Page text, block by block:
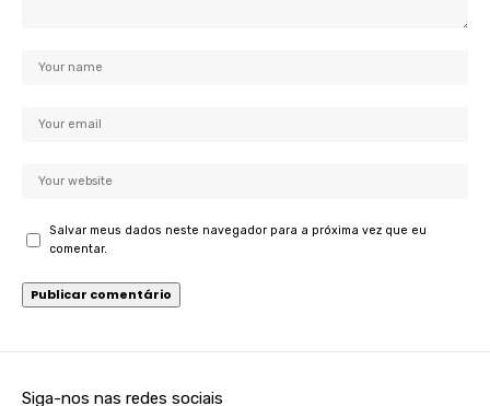
Salvar meus dados neste navegador para a próxima vez que eu
comentar.
Siga-nos nas redes sociais